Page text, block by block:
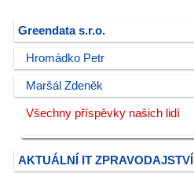
Greendata s.r.o.
Hromádko Petr
Maršál Zdeněk
Všechny příspěvky našich lidí
AKTUÁLNÍ IT ZPRAVODAJSTVÍ